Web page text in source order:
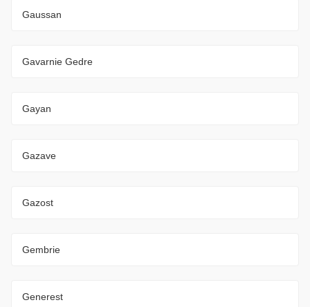
Gaussan
Gavarnie Gedre
Gayan
Gazave
Gazost
Gembrie
Generest